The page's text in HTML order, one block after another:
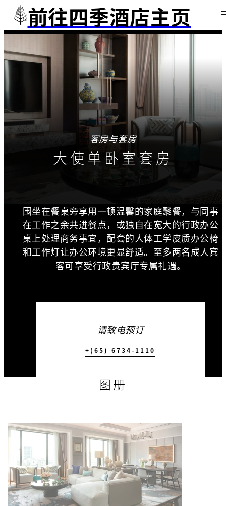
前往四季酒店主页
客房与套房
大使单卧室套房
围坐在餐桌旁享用一顿温馨的家庭聚餐，与同事
在工作之余共进餐点，或独自在宽大的行政办公
桌上处理商务事宜，配套的人体工学皮质办公椅
和工作灯让办公环境更显舒适。至多两名成人宾
客可享受行政贵宾厅专属礼遇。
请致电预订
+(65) 6734-1110
图册